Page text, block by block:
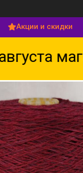
Акции и скидки